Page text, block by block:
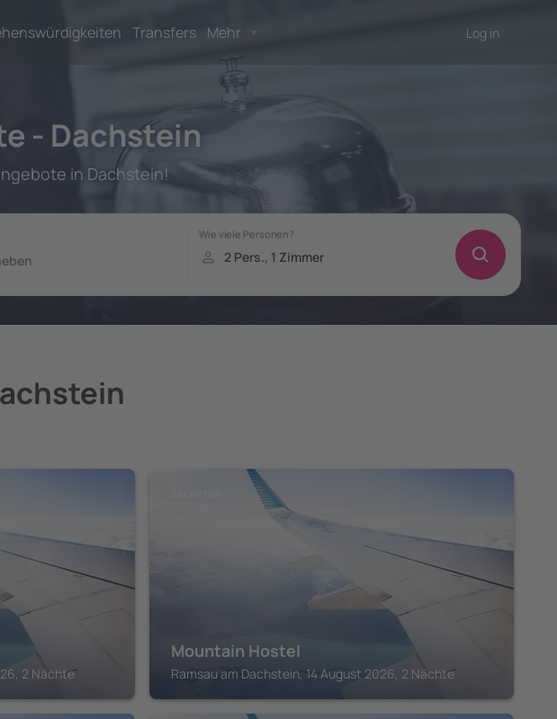
Transfers Mehr Log in
- Dachstein
in Dachstein!
2 Nächte
Mountain Hostel
Ramsau am Dachstein, 14 August 2026, 2 Nächte